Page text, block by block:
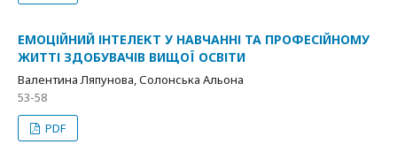
ЕМОЦІЙНИЙ ІНТЕЛЕКТ У НАВЧАННІ ТА ПРОФЕСІЙНОМУ
ЖИТТІ ЗДОБУВАЧІВ ВИЩОЇ ОСВІТИ
Валентина Ляпунова, Солонська Альона
53-58
PDF